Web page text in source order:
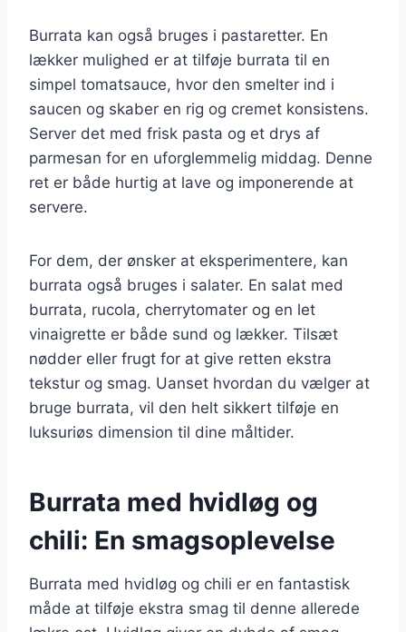
Burrata kan også bruges i pastaretter. En
lækker mulighed er at tilføje burrata til en
simpel tomatsauce, hvor den smelter ind i
saucen og skaber en rig og cremet konsistens.
Server det med frisk pasta og et drys af
parmesan for en uforglemmelig middag. Denne
ret er både hurtig at lave og imponerende at
servere.
For dem, der ønsker at eksperimentere, kan
burrata også bruges i salater. En salat med
burrata, rucola, cherrytomater og en let
vinaigrette er både sund og lækker. Tilsæt
nødder eller frugt for at give retten ekstra
tekstur og smag. Uanset hvordan du vælger at
bruge burrata, vil den helt sikkert tilføje en
luksuriøs dimension til dine måltider.
Burrata med hvidløg og
chili: En smagsoplevelse
Burrata med hvidløg og chili er en fantastisk
måde at tilføje ekstra smag til denne allerede